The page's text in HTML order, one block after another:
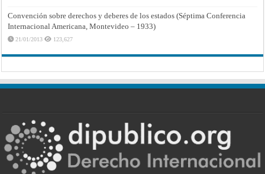
Convención sobre derechos y deberes de los estados (Séptima Conferencia
Internacional Americana, Montevideo – 1933)
21/01/2013 123,627